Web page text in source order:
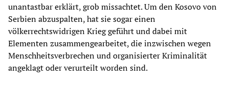
unantastbar erklärt, grob missachtet. Um den Kosovo von
Serbien abzuspalten, hat sie sogar einen
völkerrechtswidrigen Krieg geführt und dabei mit
Elementen zusammengearbeitet, die inzwischen wegen
Menschheitsverbrechen und organisierter Kriminalität
angeklagt oder verurteilt worden sind.